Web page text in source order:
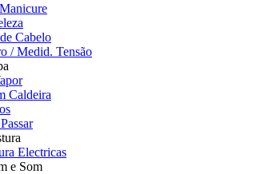
Cabelo
/ Medid. Tensão
Caldeira
Electricas
e Som